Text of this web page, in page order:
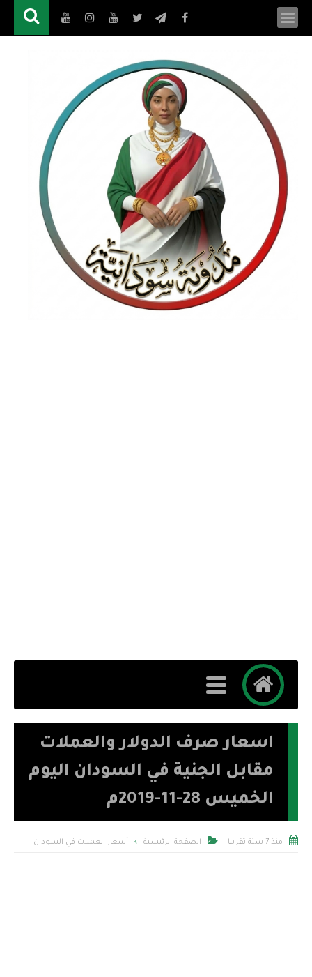
اسعار صرف الدولار والعملات
مقابل الجنية في السودان اليوم
الخميس 28-11-2019م
 منذ 7 سنة تقريبا  الصفحة الرئيسية أسعار العملات في السودان